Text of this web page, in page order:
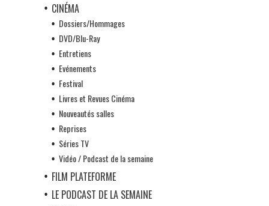
CINÉMA
Dossiers/Hommages
DVD/Blu-Ray
Entretiens
Evénements
Festival
Livres et Revues Cinéma
Nouveautés salles
Reprises
Séries TV
Vidéo / Podcast de la semaine
FILM PLATEFORME
LE PODCAST DE LA SEMAINE